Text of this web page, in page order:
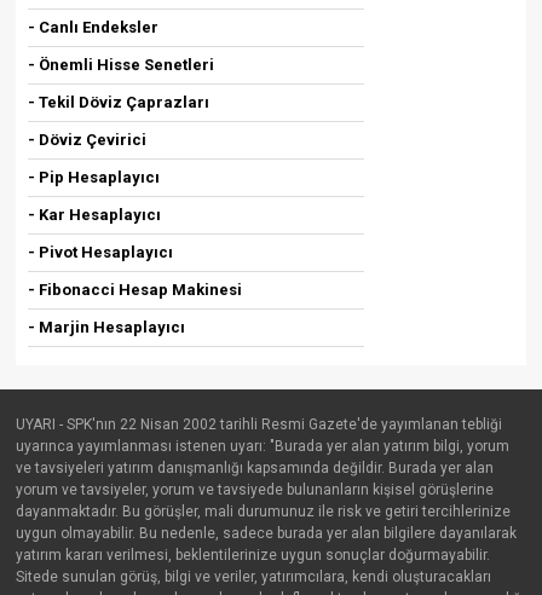
- Canlı Endeksler
- Önemli Hisse Senetleri
- Tekil Döviz Çaprazları
- Döviz Çevirici
- Pip Hesaplayıcı
- Kar Hesaplayıcı
- Pivot Hesaplayıcı
- Fibonacci Hesap Makinesi
- Marjin Hesaplayıcı
UYARI - SPK'nın 22 Nisan 2002 tarihli Resmi Gazete'de yayımlanan tebliği
uyarınca yayımlanması istenen uyarı: "Burada yer alan yatırım bilgi, yorum
ve tavsiyeleri yatırım danışmanlığı kapsamında değildir. Burada yer alan
yorum ve tavsiyeler, yorum ve tavsiyede bulunanların kişisel görüşlerine
dayanmaktadır. Bu görüşler, mali durumunuz ile risk ve getiri tercihlerinize
uygun olmayabilir. Bu nedenle, sadece burada yer alan bilgilere dayanılarak
yatırım kararı verilmesi, beklentilerinize uygun sonuçlar doğurmayabilir.
Sitede sunulan görüş, bilgi ve veriler, yatırımcılara, kendi oluşturacakları